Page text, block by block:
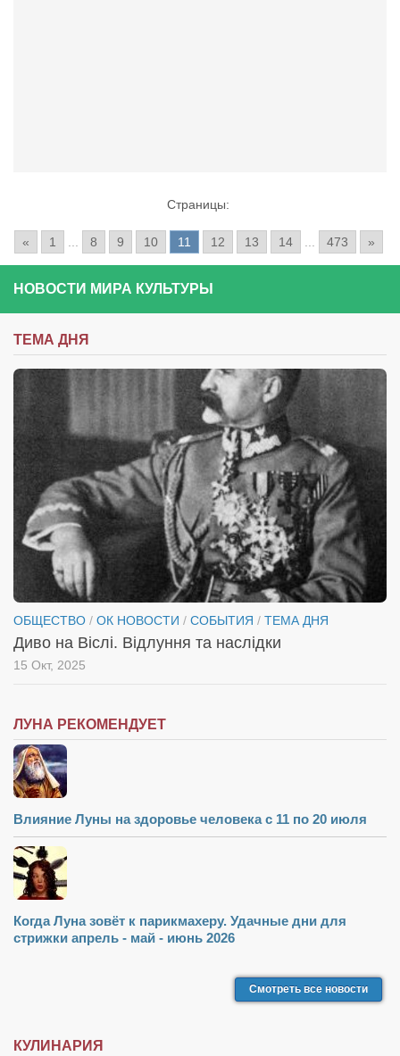
Страницы:
« 1 ... 8 9 10 11 12 13 14 ... 473 »
НОВОСТИ МИРА КУЛЬТУРЫ
ТЕМА ДНЯ
ОБЩЕСТВО / ОК НОВОСТИ / СОБЫТИЯ / ТЕМА ДНЯ
Диво на Віслі. Відлуння та наслідки
15 Окт, 2025
ЛУНА РЕКОМЕНДУЕТ
Влияние Луны на здоровье человека с 11 по 20 июля
Когда Луна зовёт к парикмахеру. Удачные дни для
стрижки апрель - май - июнь 2026
Смотреть все новости
КУЛИНАРИЯ